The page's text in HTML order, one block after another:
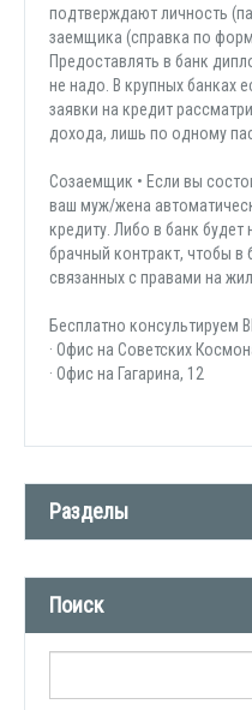
подтверждают личность
заемщика (справка по
Предоставлять в банк
не надо. В крупных банках
заявки на кредит
дохода, лишь по одному
Созаемщик • Если вы
ваш муж/жена
кредиту. Либо в банк
брачный контракт, чтобы
связанных с правами на
Бесплатно консультируем
· Офис на Советских
· Офис на Гагарина, 12
Разделы
Новости компании (509)
СМИ о нас (1)
Поиск